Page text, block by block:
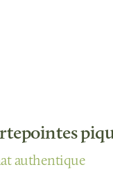
authentique